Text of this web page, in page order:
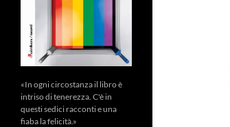
«In ogni circostanza il libro è
intriso di tenerezza. C'è in
questi sedici racconti e una
fiaba la felicità.»